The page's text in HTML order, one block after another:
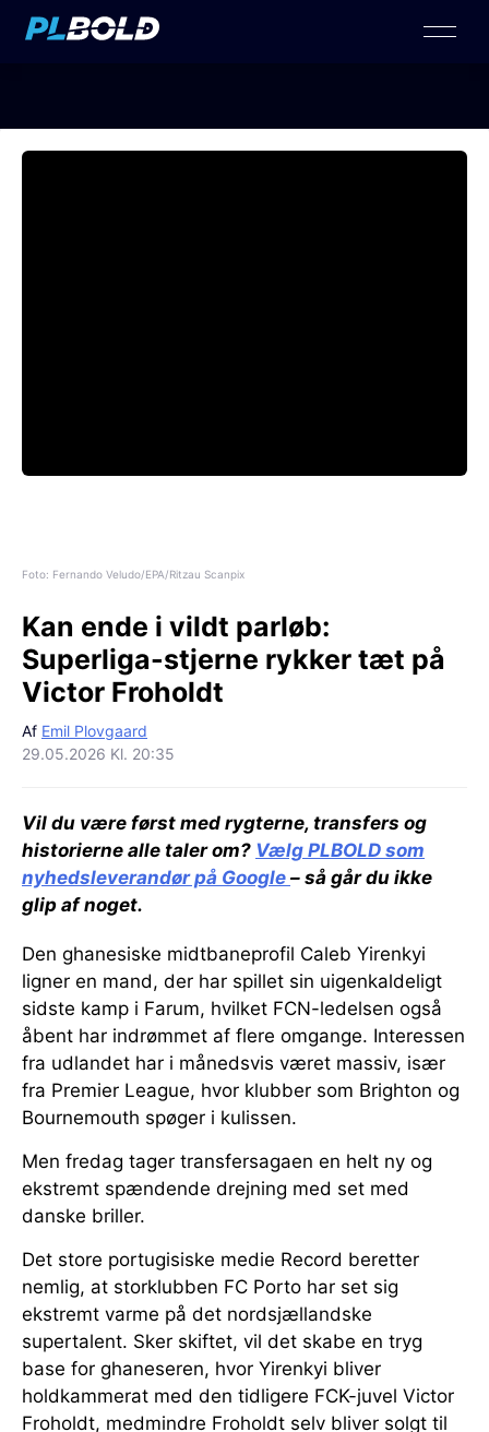
Foto: Fernando Veludo/EPA/Ritzau Scanpix
Kan ende i vildt parløb:
Superliga-stjerne rykker tæt på
Victor Froholdt
Af Emil Plovgaard
29.05.2026 Kl. 20:35
Vil du være først med rygterne, transfers og
historierne alle taler om? Vælg PLBOLD som
nyhedsleverandør på Google – så går du ikke
glip af noget.
Den ghanesiske midtbaneprofil Caleb Yirenkyi
ligner en mand, der har spillet sin uigenkaldeligt
sidste kamp i Farum, hvilket FCN-ledelsen også
åbent har indrømmet af flere omgange. Interessen
fra udlandet har i månedsvis været massiv, især
fra Premier League, hvor klubber som Brighton og
Bournemouth spøger i kulissen.
Men fredag tager transfersagaen en helt ny og
ekstremt spændende drejning med set med
danske briller.
Det store portugisiske medie Record beretter
nemlig, at storklubben FC Porto har set sig
ekstremt varme på det nordsjællandske
supertalent. Sker skiftet, vil det skabe en tryg
base for ghaneseren, hvor Yirenkyi bliver
holdkammerat med den tidligere FCK-juvel Victor
Froholdt, medmindre Froholdt selv bliver solgt til